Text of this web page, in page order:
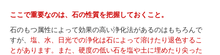
ここで重要なのは、石の性質を把握しておくこと。
石のもつ属性によって効果の高い浄化法があるのはもちろんで
すが、 塩、水、日光での浄化は石によって溶けたり退色するこ
とがあります。
また、硬度の低い石を塩や土に埋めたり尖った